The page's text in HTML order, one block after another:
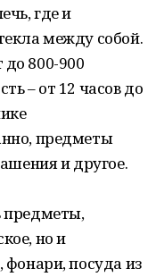
где и
между собой.
800-900
– от 12 часов до
предметы
и другое.
предметы,
но и
фонари, посуда из